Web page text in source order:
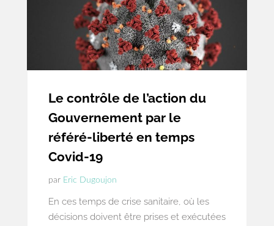
individuelle prévue à l’article 66 de la
Constitution – plus particulièrement
l’intervention du juge judiciaire en amont
de la mesure.
Le contrôle de l’action du
Gouvernement par le
référé-liberté en temps
Covid-19
par Eric Dugoujon
En ces temps de crise sanitaire, où les
décisions doivent être prises et exécutées